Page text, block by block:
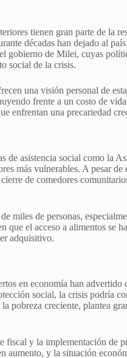
tienen gran parte de la
décadas han dejado al
gobierno de Milei, cuyas
social de la crisis.
una visión personal de
frente a un costo de
enfrentan una precariedad
de asistencia social como la
más vulnerables. A pesar de
de comedores
miles de personas,
que el acceso a alimentos se
adquisitivo.
en economía han advertido
social, la crisis podría
pobreza creciente, plantea
fiscal y la implementación de
aumento, y la situación